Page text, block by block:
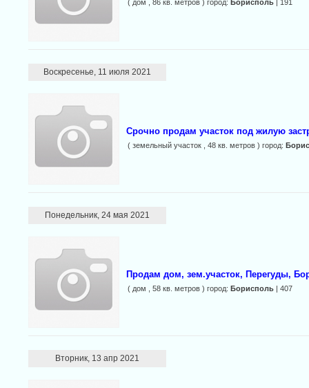
( дом , 86 кв. метров ) город: Борисполь| 191
Воскресенье, 11 июля 2021
Срочно продам участок под жилую
( земельный участок , 48 кв. метров ) город:
Понедельник, 24 мая 2021
Продам дом, зем.участок, Перегуды,
( дом , 58 кв. метров ) город: Борисполь| 407
Вторник, 13 апр 2021